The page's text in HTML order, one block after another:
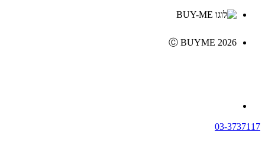
Ⓒ BUYME 2026
03-3737117